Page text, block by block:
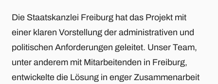
Die Staatskanzlei Freiburg hat das Projekt mit
einer klaren Vorstellung der administrativen und
politischen Anforderungen geleitet. Unser Team,
unter anderem mit Mitarbeitenden in Freiburg,
entwickelte die Lösung in enger Zusammenarbeit